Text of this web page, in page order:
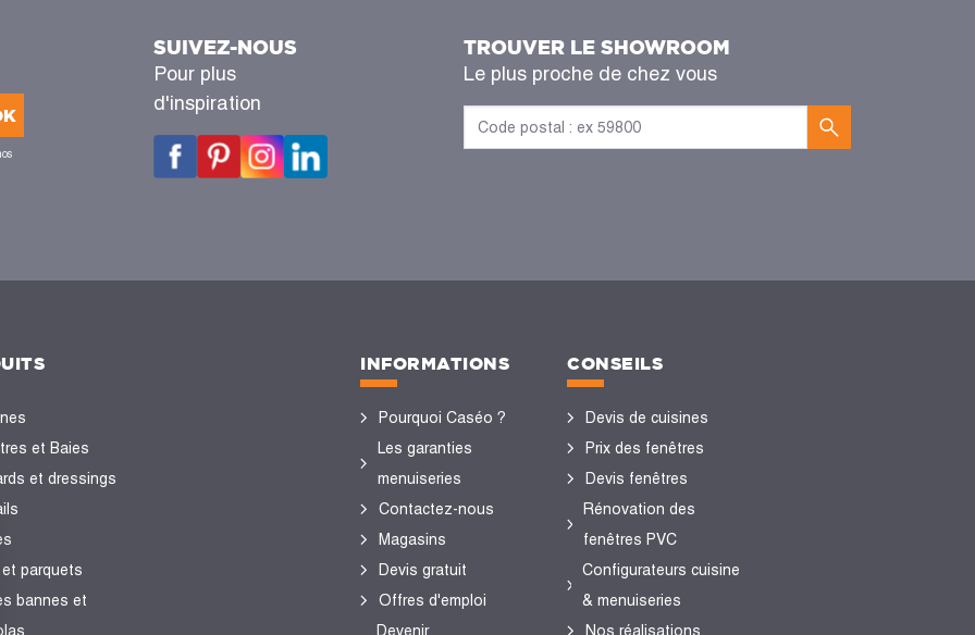
SUIVEZ-NOUS
Pour plus
d'inspiration
TROUVER LE SHOWROOM
Le plus proche de chez vous
et Baies
et dressings
parquets
bannes et
INFORMATIONS
Pourquoi Caséo ?
Les garanties
menuiseries
Contactez-nous
Magasins
Devis gratuit
Offres d'emploi
Devenir
CONSEILS
Devis de cuisines
Prix des fenêtres
Devis fenêtres
Rénovation des
fenêtres PVC
Configurateurs cuisine
& menuiseries
Nos réalisations